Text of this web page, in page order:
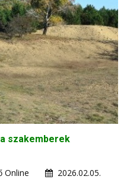
a szakemberek
Online
2026.02.05.